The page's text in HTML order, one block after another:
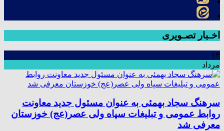
اخـبار تصـویری
۱۴
مرداد
سرهنگ سجاد بهمئی به عنوان مسئول جدید معاونت
روابط عمومی و تبلیغات سپاه ولی عصر(عج) خوزستان
معرفی شد